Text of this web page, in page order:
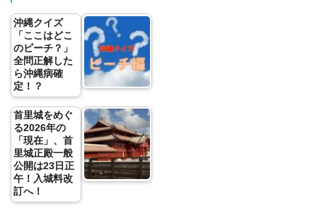
沖縄クイズ
「ここはどこ
のビーチ？」
全問正解した
ら沖縄病確
定！？
首里城をめぐ
る2026年の
「現在」、首
里城正殿一般
公開は23日正
午！入城料改
訂へ！